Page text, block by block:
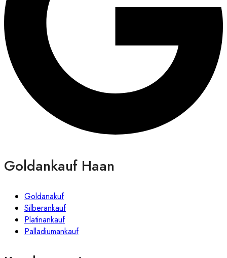
Goldankauf Haan
Goldanakuf
Silberankauf
Platinankauf
Palladiumankauf